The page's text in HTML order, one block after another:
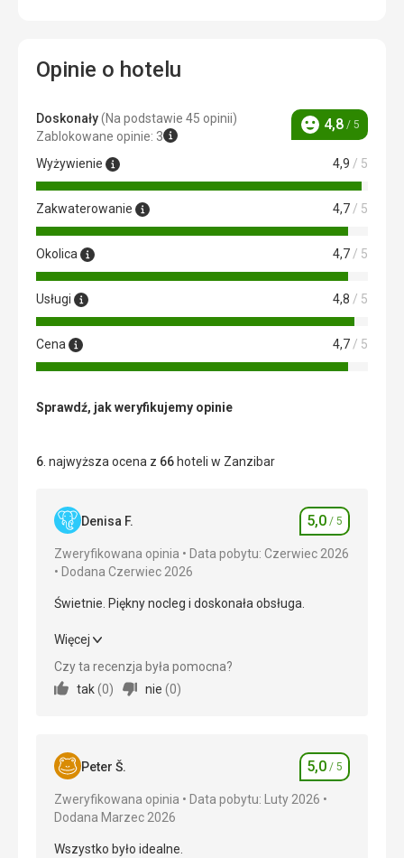
Opinie o hotelu
Doskonały(Na podstawie 45 opinii)
Zablokowane opinie: 3
Ocena
4,8 / 5
Wyżywienie 4,9 / 5
Zakwaterowanie 4,7/ 5
Okolica 4,7/ 5
Usługi 4,8 / 5
Cena 4,7/ 5
Sprawdź, jak weryfikujemy opinie
6. najwyższa ocena z 66 hoteli w Zanzibar
Denisa F. Ocena
5,0 / 5
Zweryfikowana opinia
Data pobytu: Czerwiec 2026
Dodana Czerwiec 2026
Świetnie. Piękny nocleg i doskonała obsługa.
Świetnie. Piękny nocleg i doskonała obsługa.
Wyżywienie
Usługi 5,0/ 5
Cena
Więcej
Czy ta recenzja była pomocna?
tak(0) nie (0)
Peter Š. Ocena
5,0 / 5
Zweryfikowana opinia
Data pobytu: Luty 2026
Dodana Marzec 2026
Wszystko było idealne.